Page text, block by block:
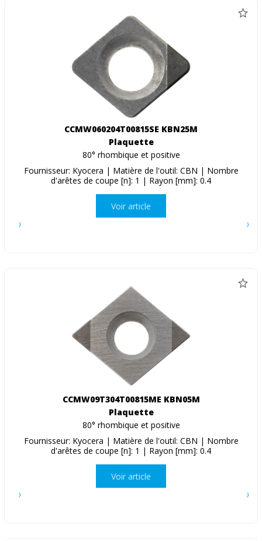
CCMW060204T00815SE KBN25M
Plaquette
80° rhombique et positive
Fournisseur: Kyocera | Matière de l'outil: CBN | Nombre
d'arêtes de coupe [n]: 1 | Rayon [mm]: 0.4
Voir article
CCMW09T304T00815ME KBN05M
Plaquette
80° rhombique et positive
Fournisseur: Kyocera | Matière de l'outil: CBN | Nombre
d'arêtes de coupe [n]: 1 | Rayon [mm]: 0.4
Voir article